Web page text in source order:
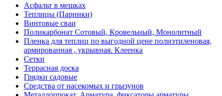
Асфальт в мешках
Теплицы (Парники)
Винтовые сваи
Поликарбонат Сотовый, Кровельный, Монолитный
Пленка для теплиц по выгодной цене полиэтиленовая,
армированная , укрывная. Клеенка
Сетки
Террасная доска
Грядки садовые
Средства от насекомых и грызунов